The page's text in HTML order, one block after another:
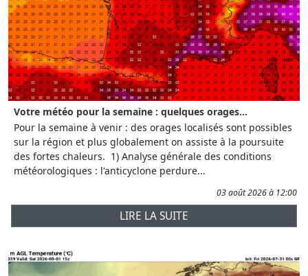
Votre météo pour la semaine : quelques orages...
Pour la semaine à venir : des orages localisés sont possibles
sur la région et plus globalement on assiste à la poursuite
des fortes chaleurs. 1) Analyse générale des conditions
météorologiques : l'anticyclone perdure...
03 août 2026 à 12:00
LIRE LA SUITE